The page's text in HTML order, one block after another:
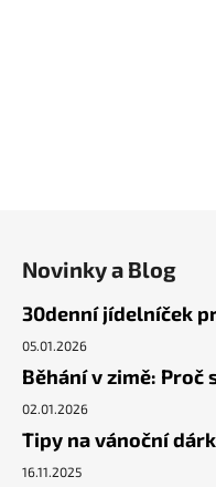
Novinky a Blog
30denní jídelníček
05.01.2026
Běhání v zimě: Proč
02.01.2026
Tipy na vánoční
16.11.2025